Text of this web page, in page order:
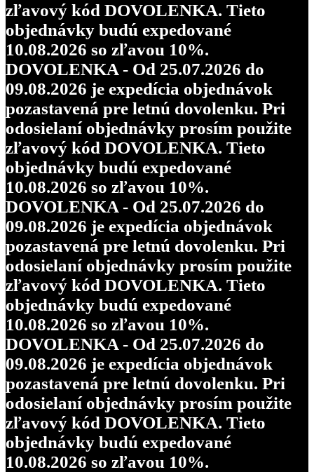
zľavový kód DOVOLENKA. Tieto
objednávky budú expedované
10.08.2026 so zľavou 10%.
DOVOLENKA - Od 25.07.2026 do
09.08.2026 je expedícia objednávok
pozastavená pre letnú dovolenku. Pri
odosielaní objednávky prosím použite
zľavový kód DOVOLENKA. Tieto
objednávky budú expedované
10.08.2026 so zľavou 10%.
DOVOLENKA - Od 25.07.2026 do
09.08.2026 je expedícia objednávok
pozastavená pre letnú dovolenku. Pri
odosielaní objednávky prosím použite
zľavový kód DOVOLENKA. Tieto
objednávky budú expedované
10.08.2026 so zľavou 10%.
DOVOLENKA - Od 25.07.2026 do
09.08.2026 je expedícia objednávok
pozastavená pre letnú dovolenku. Pri
odosielaní objednávky prosím použite
zľavový kód DOVOLENKA. Tieto
objednávky budú expedované
10.08.2026 so zľavou 10%.